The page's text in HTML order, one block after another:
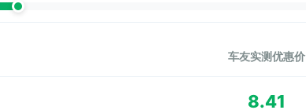
车友实测优惠价
8.41